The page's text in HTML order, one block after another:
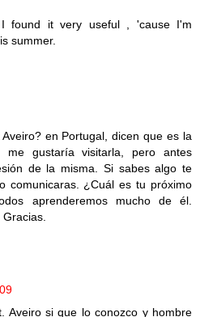
found it very useful , 'cause I'm
summer.
en Portugal, dicen que es la
me gustaría visitarla, pero antes
de la misma. Si sabes algo te
comunicaras. ¿Cuál es tu próximo
aprenderemos mucho de él.
Aveiro si que lo conozco y hombre